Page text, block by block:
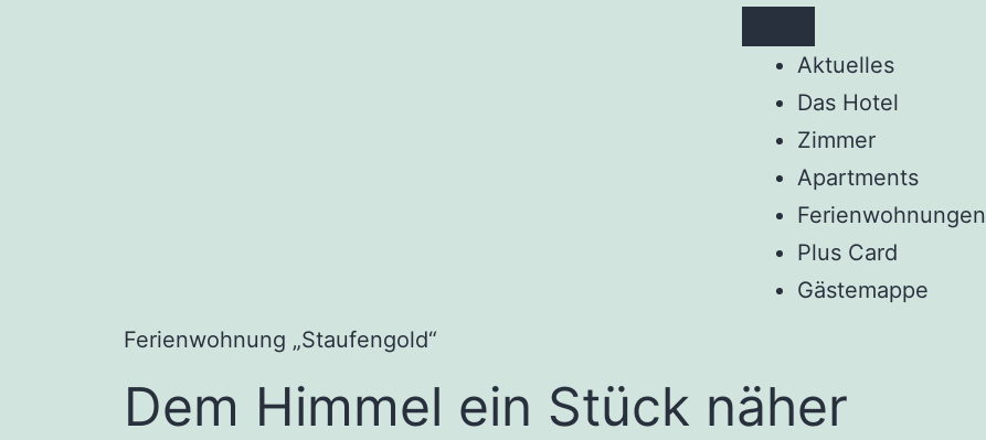
Aktuelles
Das Hotel
Zimmer
Apartments
Ferienwohnungen
Plus Card
Gästemappe
Ferienwohnung „Staufengold“
Dem Himmel ein Stück näher